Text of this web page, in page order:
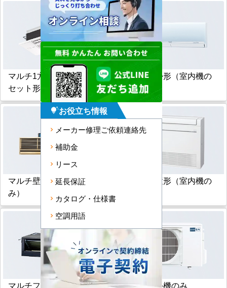
マルチ1方向小能力天井カ
セット形
マルチ壁掛形（室内機の
み）
マルチ壁埋込形（室内機の
み）
マルチ床置形（室内機の
マルチフリービルトイン形
マルチ室外機のみ
tips_and_updatesお役立ち情報
メーカー修理ご依頼連絡先
補助金
リース
延長保証
カタログ・仕様書
空調用語